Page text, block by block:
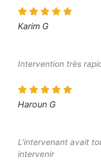
Karim G
Intervention très
Haroun G
L'intervenant avait
intervenir